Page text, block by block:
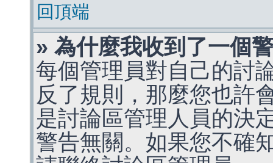
回頂端
» 為什麼我收到了一個
每個管理員對自己的討
反了規則，那麼您也許
是討論區管理人員的決
警告無關。如果您不確